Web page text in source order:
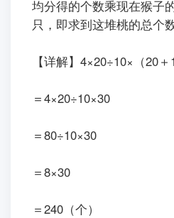
均分得的个数乘现在猴子
只，即求到这堆桃的总个
【详解】4×20÷10×（20＋
＝4×20÷10×30
＝80÷10×30
＝8×30
＝240（个）